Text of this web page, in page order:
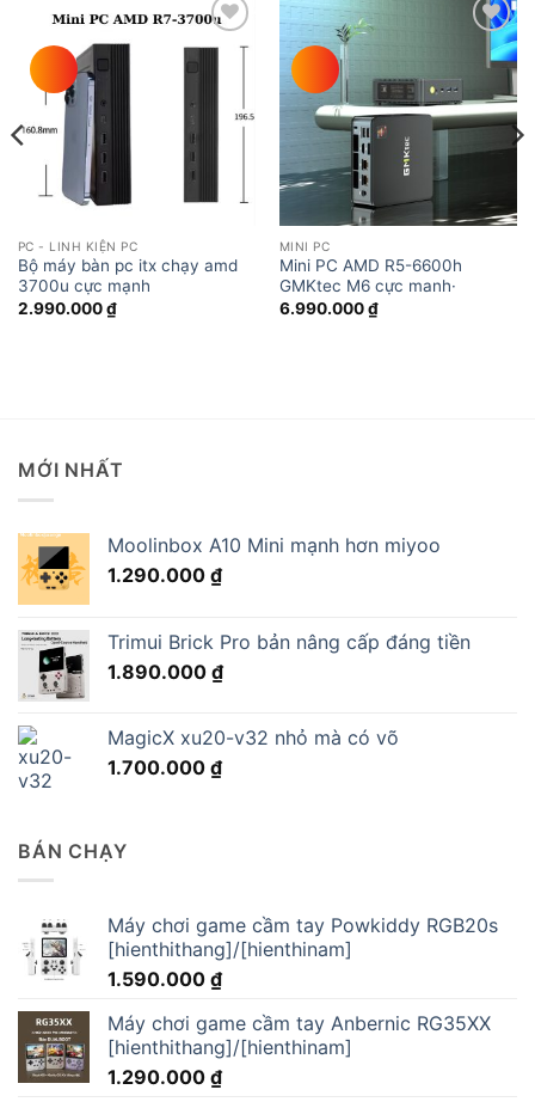
Add to
wishlist
PC - LINH KIỆN PC
Bộ máy bàn pc itx chạy amd
3700u cực mạnh
2.990.000₫
Add to
wishlist
MINI PC
Mini PC AMD R5-6600h
GMKtec M6 cực manh·
6.990.000₫
MỚI NHẤT
Moolinbox A10 Mini mạnh hơn miyoo
1.290.000 ₫
Trimui Brick Pro bản nâng cấp đáng tiền
1.890.000 ₫
MagicX xu20-v32 nhỏ mà có võ
1.700.000 ₫
BÁN CHẠY
Máy chơi game cầm tay Powkiddy RGB20s
[hienthithang]/[hienthinam]
1.590.000 ₫
Máy chơi game cầm tay Anbernic RG35XX
[hienthithang]/[hienthinam]
1.290.000 ₫